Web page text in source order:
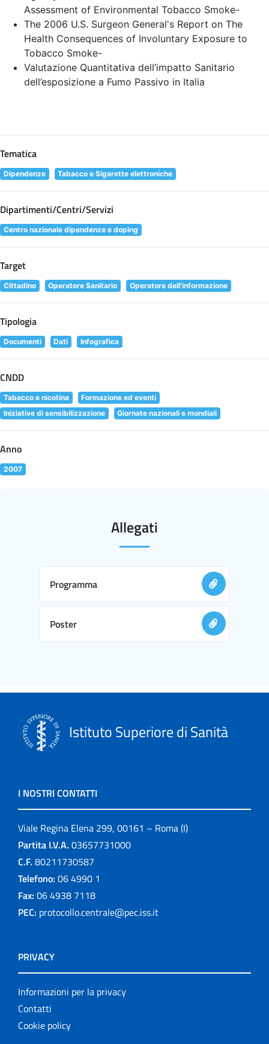
Assessment of Environmental Tobacco Smoke-
The 2006 U.S. Surgeon General's Report on The
Health Consequences of Involuntary Exposure to
Tobacco Smoke-
Valutazione Quantitativa dell’impatto Sanitario
dell’esposizione a Fumo Passivo in Italia
Tematica
Dipendenze Tabacco e Sigarette elettroniche
Dipartimenti/Centri/Servizi
Centro nazionale dipendenze e doping
Target
Cittadino Operatore Sanitario Operatore dell'informazione
Tipologia
Documenti Dati Infografica
CNDD
Tabacco e nicotina
Formazione ed eventi
Iniziative di sensibilizzazione
Giornate nazionali e mondiali
Anno
2007
Allegati
Programma
Poster
Istituto Superiore di Sanità
I NOSTRI CONTATTI
Viale Regina Elena 299, 00161 – Roma (I)
Partita I.V.A. 03657731000
C.F. 80211730587
Telefono: 06 4990 1
Fax: 06 4938 7118
PEC: protocollo.centrale@pec.iss.it
PRIVACY
Informazioni per la privacy
Contatti
Cookie policy